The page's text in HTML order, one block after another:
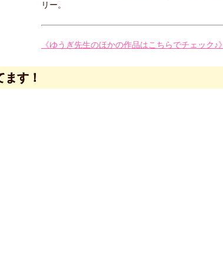
リー。
《ゆうぎ先生のほかの作品はこちらでチェック♪》
す！